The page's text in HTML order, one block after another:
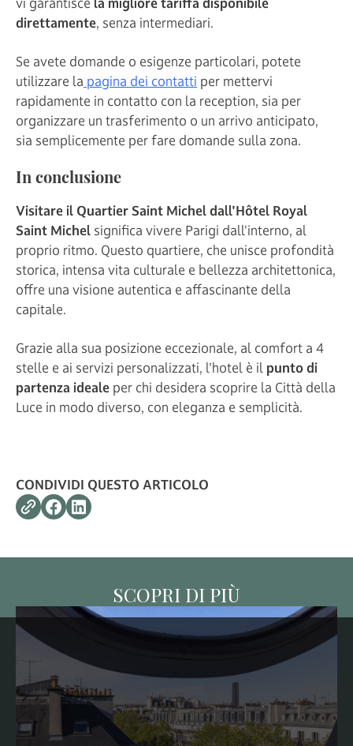
direttamente, senza intermediari.
Se avete domande o esigenze particolari, potete
utilizzare la pagina dei contatti per mettervi
rapidamente in contatto con la reception, sia per
organizzare un trasferimento o un arrivo anticipato,
sia semplicemente per fare domande sulla zona.
In conclusione
Visitare il Quartier Saint Michel dall'Hôtel Royal
Saint Michel significa vivere Parigi dall'interno, al
proprio ritmo. Questo quartiere, che unisce profondità
storica, intensa vita culturale e bellezza architettonica,
offre una visione autentica e affascinante della
capitale.
Grazie alla sua posizione eccezionale, al comfort a 4
stelle e ai servizi personalizzati, l'hotel è il punto di
partenza ideale per chi desidera scoprire la Città della
Luce in modo diverso, con eleganza e semplicità.
CONDIVIDI QUESTO ARTICOLO
SCOPRI DI PIÙ